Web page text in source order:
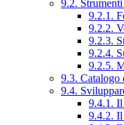
9.2.
9.2.1.
9.2.2.
9.2.3.
9.2.4.
9.2.5.
9.3. Catalogo
9.4.
9.4.1.
9.4.2.